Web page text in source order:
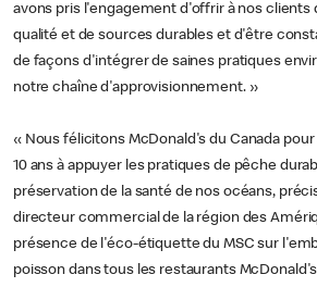
avons pris l'engagement d'offrir à nos clients
qualité et de sources durables et d'être
de façons d'intégrer de saines pratiques
notre chaîne d'approvisionnement. »
« Nous félicitons McDonald's du Canada
10 ans à appuyer les pratiques de pêche
préservation de la santé de nos océans,
directeur commercial de la région des
présence de l'éco-étiquette du MSC sur
poisson dans tous les restaurants